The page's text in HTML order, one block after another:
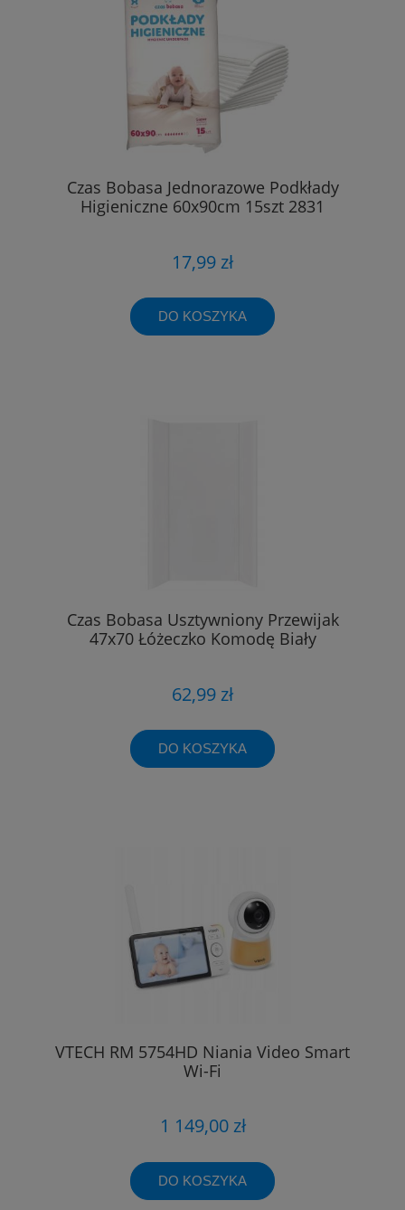
Czas Bobasa Jednorazowe Podkłady
Higieniczne 60x90cm 15szt 2831
17,99 zł
DO KOSZYKA
Czas Bobasa Usztywniony Przewijak
47x70 Łóżeczko Komodę Biały
62,99 zł
DO KOSZYKA
VTECH RM 5754HD Niania Video Smart
Wi-Fi
1 149,00 zł
DO KOSZYKA